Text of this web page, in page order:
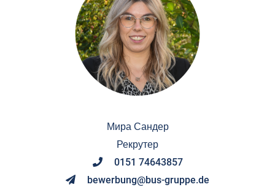
Мира Сандер
Рекрутер
0151 74643857
bewerbung@bus-gruppe.de